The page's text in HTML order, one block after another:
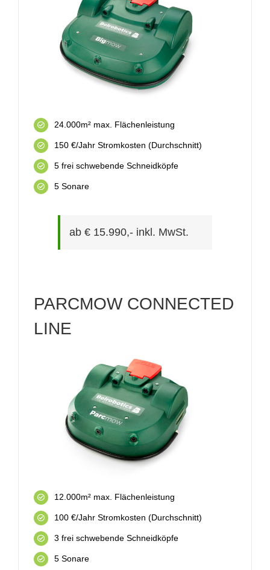
24.000m² max. Flächenleistung
150 €/Jahr Stromkosten (Durchschnitt)
5 frei schwebende Schneidköpfe
5 Sonare
ab € 15.990,- inkl. MwSt.
PARCMOW CONNECTED
LINE
12.000m² max. Flächenleistung
100 €/Jahr Stromkosten (Durchschnitt)
3 frei schwebende Schneidköpfe
5 Sonare